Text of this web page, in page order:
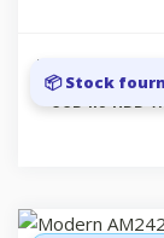
Black Intel
SSD no HDD
📦 Stock